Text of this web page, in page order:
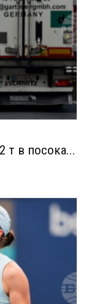
т в посока...